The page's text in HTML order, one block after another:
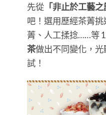
先從 「非止於工藝
吧！選用歷經茶菁
菁、人工揉捻……等
茶做出不同變化，
試！